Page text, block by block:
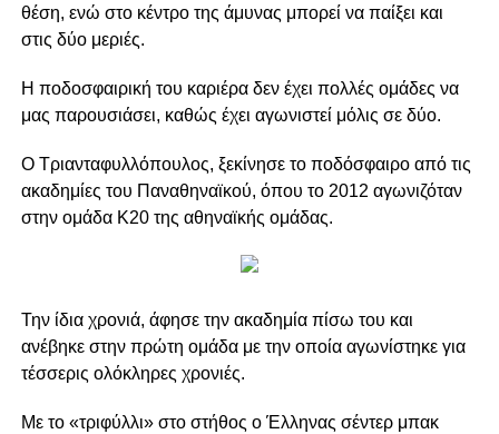
θέση, ενώ στο κέντρο της άμυνας μπορεί να παίξει και
στις δύο μεριές.
Η ποδοσφαιρική του καριέρα δεν έχει πολλές ομάδες να
μας παρουσιάσει, καθώς έχει αγωνιστεί μόλις σε δύο.
Ο Τριανταφυλλόπουλος, ξεκίνησε το ποδόσφαιρο από τις
ακαδημίες του Παναθηναϊκού, όπου το 2012 αγωνιζόταν
στην ομάδα Κ20 της αθηναϊκής ομάδας.
Την ίδια χρονιά, άφησε την ακαδημία πίσω του και
ανέβηκε στην πρώτη ομάδα με την οποία αγωνίστηκε για
τέσσερις ολόκληρες χρονιές.
Με το «τριφύλλι» στο στήθος ο Έλληνας σέντερ μπακ